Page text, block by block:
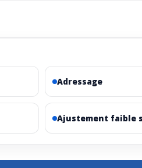
Adressage
Ajustement faible